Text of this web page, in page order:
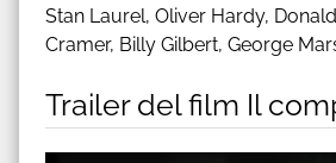
Stan Laurel, Oliver Hardy,
Cramer, Billy Gilbert, George
Trailer del film Il